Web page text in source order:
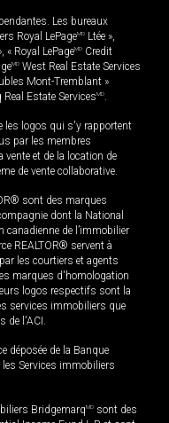
Les bureaux
Royal LePageMD Ltée »,
« Royal LePageMD Credit
MD West Real Estate Services
Mont-Tremblant »
Estate ServicesMD.
les logos qui s'y rapportent
par les membres
vente et de la location de
de vente collaborative.
sont des marques
dont la National
de l’immobilier
REALTOR® servent à
les courtiers et agents
marques d'homologation
logos respectifs sont la
services immobiliers que
de l'ACI.
déposée de la Banque
Services immobiliers
BridgemarqMD sont des